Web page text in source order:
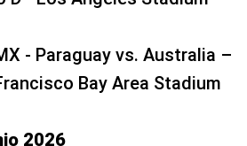
- Paraguay vs. Australia –
Bay Area Stadium
2026